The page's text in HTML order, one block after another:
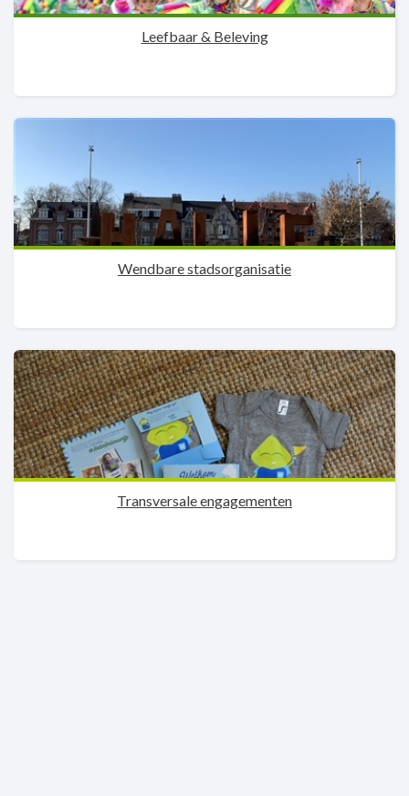
Leefbaar & Beleving
Wendbare stadsorganisatie
Transversale engagementen